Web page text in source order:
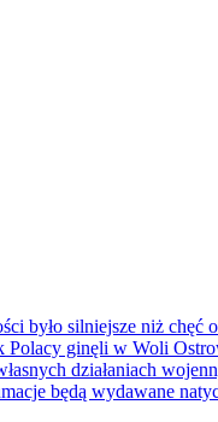
było silniejsze niż chęć
Polacy ginęli w Woli
działaniach
będą wydawane